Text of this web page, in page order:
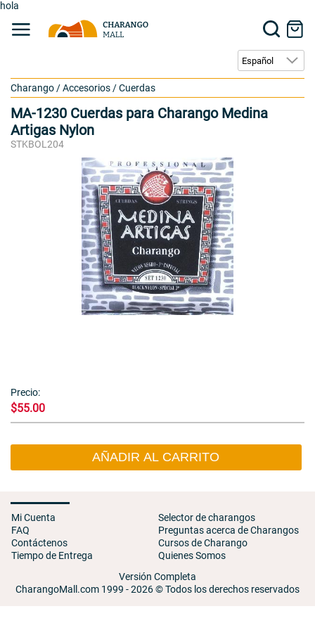
hola
Charango /Accesorios /Cuerdas
MA-1230 Cuerdas para Charango Medina
Artigas Nylon
STKBOL204
Precio:
$55.00
AÑADIR AL CARRITO
Mi Cuenta
FAQ
Contáctenos
Tiempo de Entrega
Selector de charangos
Preguntas acerca de Charangos
Cursos de Charango
Quienes Somos
Versión Completa
CharangoMall.com 1999 - 2026 © Todos los derechos reservados